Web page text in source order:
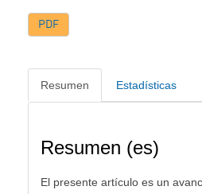
PDF
Resumen Estadísticas
Resumen (es)
El presente artículo es un